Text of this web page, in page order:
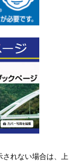
されない場合は、上